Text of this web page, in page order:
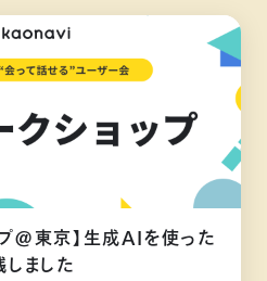
@東京】生成AIを使った
ました